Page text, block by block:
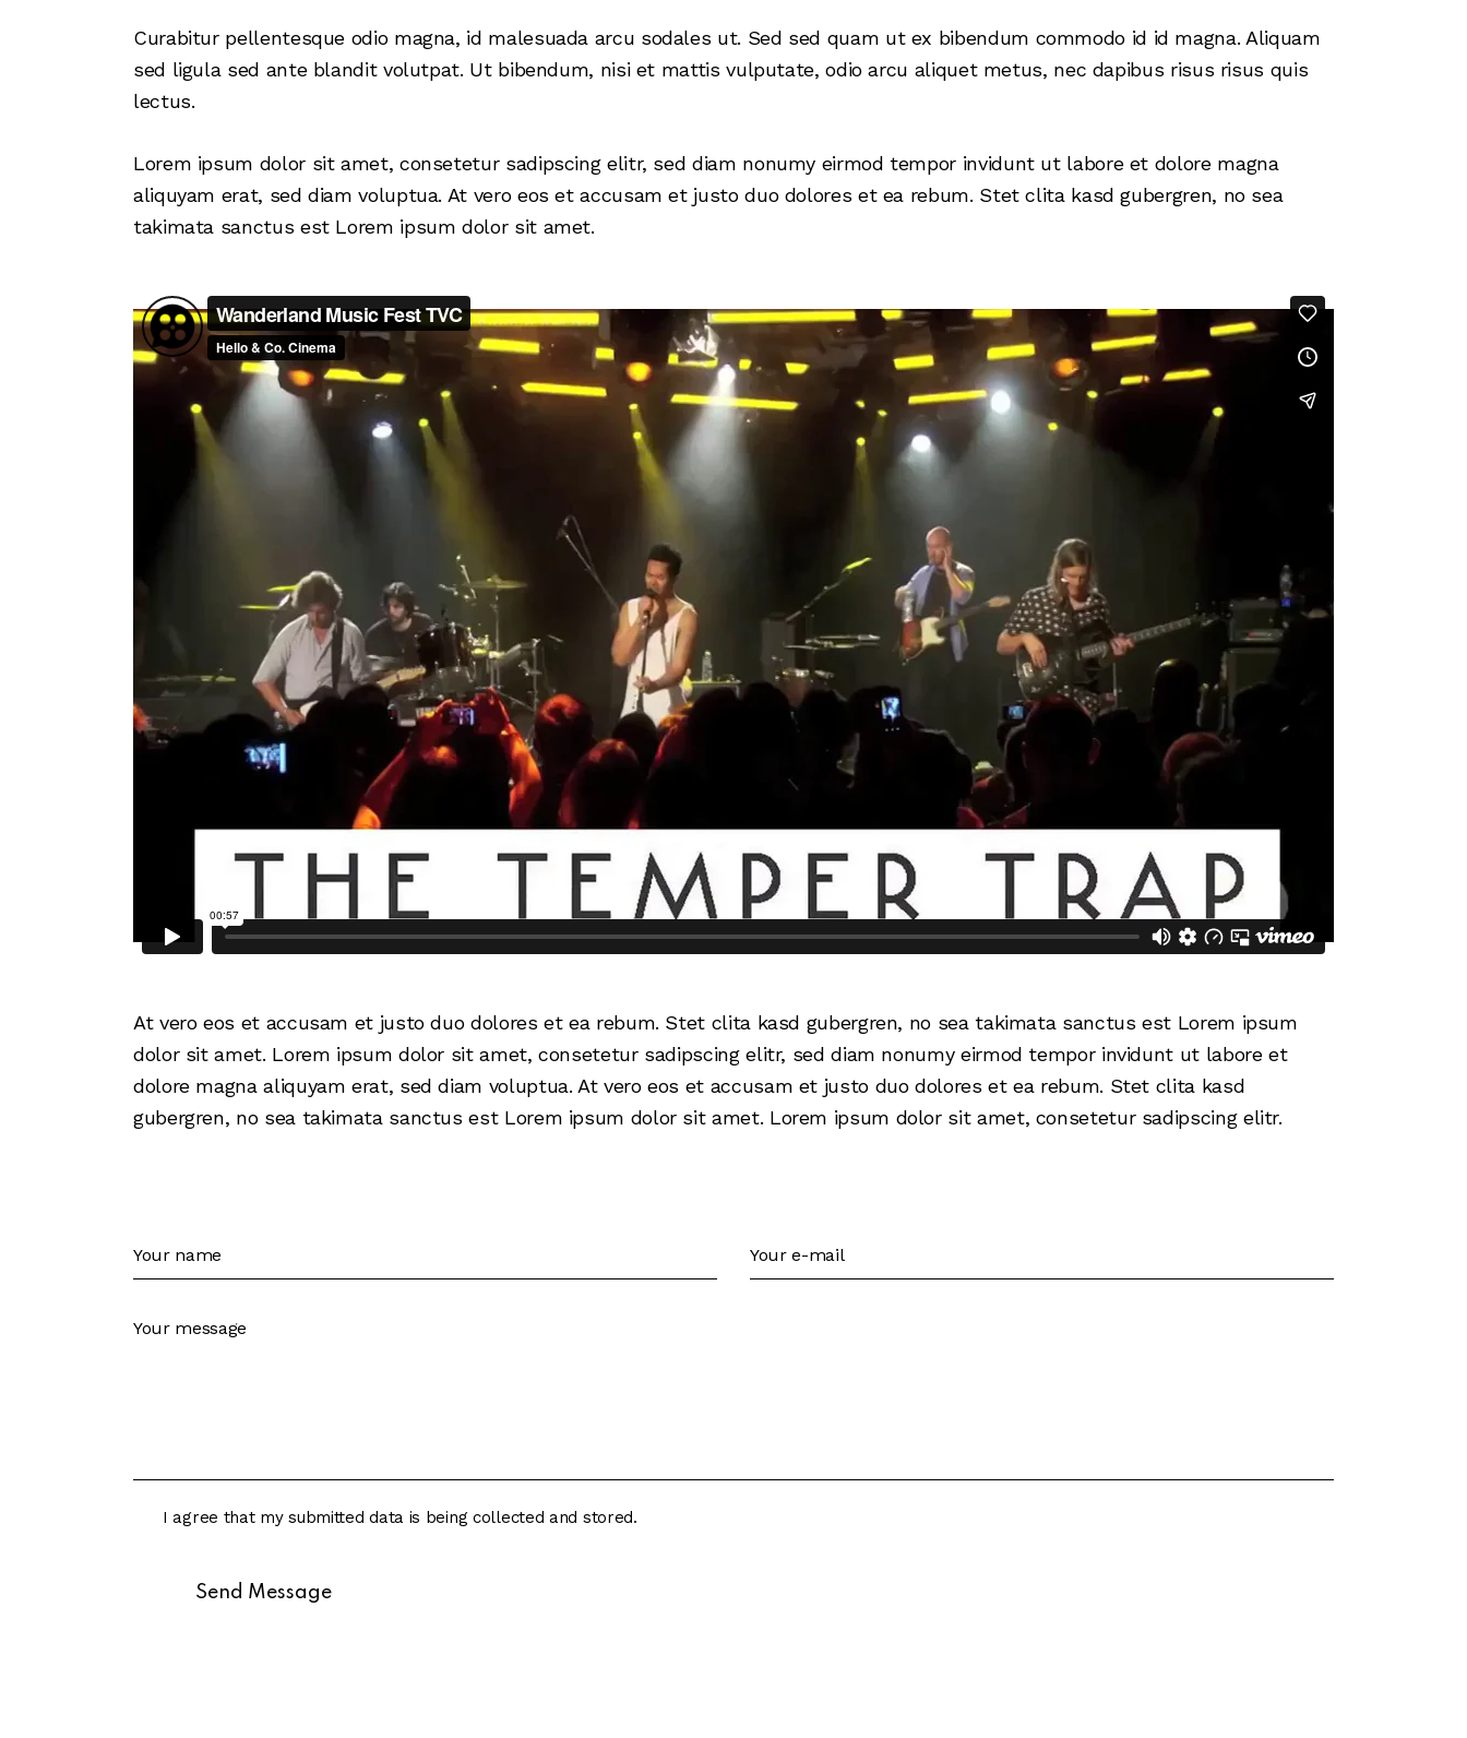
Curabitur pellentesque odio magna, id malesuada arcu sodales ut. Sed sed quam ut ex bibendum commodo id id magna. Aliquam
sed ligula sed ante blandit volutpat. Ut bibendum, nisi et mattis vulputate, odio arcu aliquet metus, nec dapibus risus risus quis
lectus.
Lorem ipsum dolor sit amet, consetetur sadipscing elitr, sed diam nonumy eirmod tempor invidunt ut labore et dolore magna
aliquyam erat, sed diam voluptua. At vero eos et accusam et justo duo dolores et ea rebum. Stet clita kasd gubergren, no sea
takimata sanctus est Lorem ipsum dolor sit amet.
At vero eos et accusam et justo duo dolores et ea rebum. Stet clita kasd gubergren, no sea takimata sanctus est Lorem ipsum
dolor sit amet. Lorem ipsum dolor sit amet, consetetur sadipscing elitr, sed diam nonumy eirmod tempor invidunt ut labore et
dolore magna aliquyam erat, sed diam voluptua. At vero eos et accusam et justo duo dolores et ea rebum. Stet clita kasd
gubergren, no sea takimata sanctus est Lorem ipsum dolor sit amet. Lorem ipsum dolor sit amet, consetetur sadipscing elitr.
I agree that my submitted data is being collected and stored.
Send Message